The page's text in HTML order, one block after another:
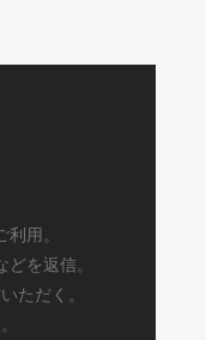
用。
を返信。
ただく。